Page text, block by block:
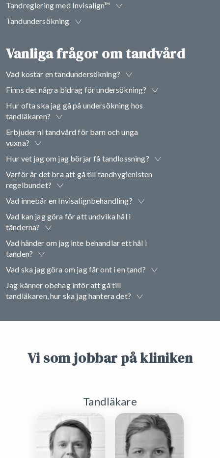
Tandreglering med Invisalign™
Tandundersökning
Vanliga frågor om tandvård
Vad kostar en tandundersökning?
Finns det några bidrag för undersökning?
Hur ofta ska jag gå på undersökning hos
tandläkaren?
Erbjuder ni tandvård för barn och unga
vuxna?
Hur vet jag om jag börjar få tandlossning?
Varför är det bra att gå till tandhygienisten
regelbundet?
Vad innebär en Invisalignbehandling?
Vad kan jag göra för att undvika hål i
tänderna?
Vad händer om jag inte behandlar ett hål i
tanden?
Vad ska jag göra om jag får ont i en tand?
Jag känner obehag inför att gå till
tandläkaren, hur ska jag hantera det?
Vi som jobbar på kliniken
Tandläkare